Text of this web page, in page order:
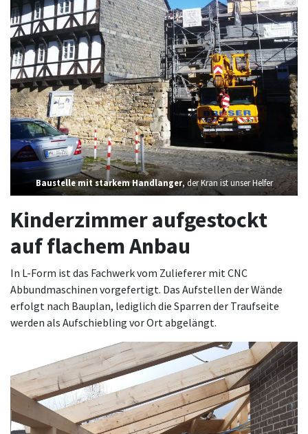
Baustelle mit starkem Handlanger, der Kran ist unser Helfer
Kinderzimmer aufgestockt
auf flachem Anbau
In L-Form ist das Fachwerk vom Zulieferer mit CNC
Abbundmaschinen vorgefertigt. Das Aufstellen der Wände
erfolgt nach Bauplan, lediglich die Sparren der Traufseite
werden als Aufschiebling vor Ort abgelängt.